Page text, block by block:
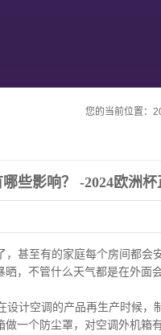
您的当前位置：
些影响？ -2024欧洲杯
，甚至有的家庭每个房间都会
，不管什么天气都是在外面
计空调的产品再生产时候，
一个防尘罩，对空调外机箱